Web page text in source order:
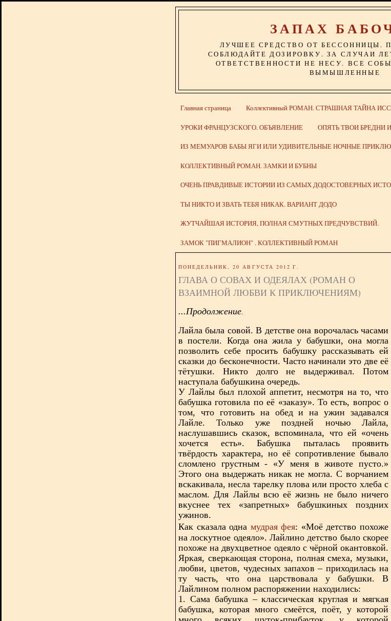
ЗАПАХ
ЛУЧШЕЕ СРЕДСТВО ОТ БЕССОННИЦЫ.
СОБЛЮДАЙТЕ ДОЗИРОВКУ. ЗА СЛУЧАИ
ОТВЕТСТВЕННОСТИ НЕ НЕСУ. ВСЕ
ВЫМЫШЛЕННЫЕ
Главная страница Коллективный РОМАН. СТРАШНАЯ ТАЙНА
УРОКИ ФРАНЦУЗСКОГО. ОБЪЯВЛЕНИЕ ОПЯТЬ ТВОИ
ИЗ МЕМУАРОВ БАБЫ ЯГИ ИЛИ УДИВИТЕЛЬНЫЕ НОЧНЫЕ
КОЛЛЕКТИВНЫЙ РОМАН. ЗАМКИ И БУБНЫ
ОЧЕНЬ ПРАВДИВЫЕ ИСТОРИИ ИЗ САМЫХ ДОДОСТОВЕРНЫХ
ТЫ НИКТО И ЗВАТЬ ТЕБЯ НИКАК. ВАРИАНТ ДОДО
ЖУТЧАЙШАЯ ИСТОРИЯ, ПОЛНАЯ СМУТНЫХ ПРЕДЧУВСТВИЙ.
ЗАМОК "ПИГМАЛИОН" . КОЛЛЕКТИВНЫЙ РОМАН
ПОНЕДЕЛЬНИК, 20 АВГУСТА 2012 Г.
ГЛАВА О СОВАХ И ОДЕЯЛАХ (РОМАН О
ВЗАИМНОЙ ЛЮБВИ К ПРИКЛЮЧЕНИЯМ)
...Продолжение.
Лайла была совой. В детстве она ворочалась часами
в постели. Когда она жила у бабушки, она могла
позволить себе просить бабушку рассказывать ей
сказки до бесконечности. Часто начинали это две её
тётушки. Никто долго не выдерживал. Потом
наступала бабушкина очередь.
У Лайлы был плохой аппетит, несмотря на то, что
бабушка готовила по её «заказу». То есть, вопрос о
том, что готовить на обед и на ужин задавался
Лайле. Только уже поздней ночью Лайла,
наслушавшись сказок, вспоминала, что ей «очень
хочется есть». Бабушка пыталась проявить
твёрдость характера, но её сопротивление бывало
сломлено грустным - «У меня в животе пусто.»
Этого она выдержать никак не могла. С ворчанием
вскакивала, несла тарелку плова или просто хлеба с
маслом. Для Лайлы всю её жизнь не было ничего
вкуснее тех «запретных» бабушкиных поздних
ужинов.
Как сказала одна мудрая фея: «Моё детство похоже
на лоскутное одеяло». Лайлино детство было скорее
похоже на двухцветное одеяло с чёрной окантовкой.
Яркая, сверкающая сторона, полная смеха, музыки,
любви, цветов, чудесных запахов – приходилась на
ту часть, что она царствовала у бабушки. В
Лайлином полном распоряжении находились:
1. Сама бабушка – классическая круглая и мягкая
бабушка, которая много смеётся, поёт, у которой